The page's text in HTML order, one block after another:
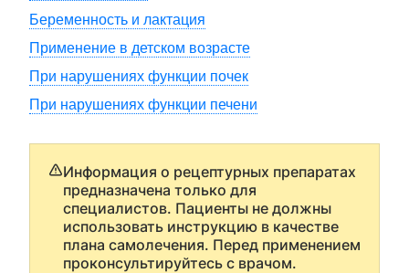
Беременность и лактация
Применение в детском возрасте
При нарушениях функции почек
При нарушениях функции печени
Информация о рецептурных препаратах
предназначена только для
специалистов. Пациенты не должны
использовать инструкцию в качестве
плана самолечения. Перед применением
проконсультируйтесь с врачом.